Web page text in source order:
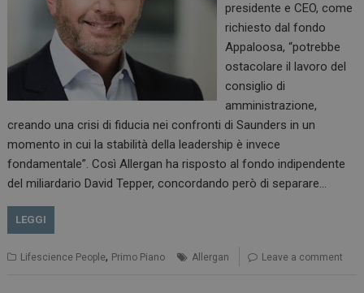
presidente e CEO, come
richiesto dal fondo
Appaloosa, “potrebbe
ostacolare il lavoro del
consiglio di
amministrazione,
creando una crisi di fiducia nei confronti di Saunders in un
momento in cui la stabilità della leadership è invece
fondamentale”. Così Allergan ha risposto al fondo indipendente
del miliardario David Tepper, concordando però di separare…
LEGGI
Lifescience People, Primo Piano Allergan Leave a comment
tracking-sites-
www.dailyhealthindustry.it
4